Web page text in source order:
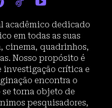
acadêmico dedicado
em todas as suas
cinema, quadrinhos,
Nosso propósito é
investigação crítica e
encontra o
torna objeto de
pesquisadores,